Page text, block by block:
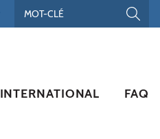
INTERNATIONAL FAQ